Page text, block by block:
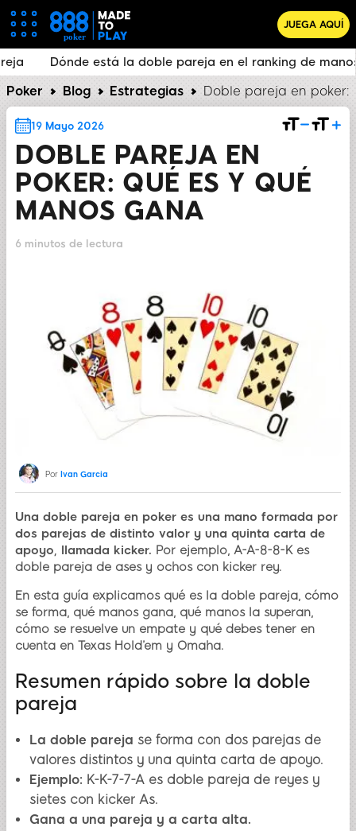
JUEGA AQUÍ
Poker Blog Estrategias Doble pareja en poker:
DOBLE PAREJA EN
POKER: QUÉ ES Y QUÉ
MANOS GANA
19 Mayo 2026
6 minutos de lectura
Por Ivan Garcia
Una doble pareja en poker es una mano formada por
dos parejas de distinto valor y una quinta carta de
apoyo, llamada kicker. Por ejemplo, A-A-8-8-K es
doble pareja de ases y ochos con kicker rey.
En esta guía explicamos qué es la doble pareja, cómo
se forma, qué manos gana, qué manos la superan,
cómo se resuelve un empate y qué debes tener en
cuenta en Texas Hold’em y Omaha.
Resumen rápido sobre la doble
pareja
La doble pareja se forma con dos parejas de
valores distintos y una quinta carta de apoyo.
Ejemplo: K-K-7-7-A es doble pareja de reyes y
sietes con kicker As.
Gana a una pareja y a carta alta.
está la doble pareja en el ranking de manos Qué